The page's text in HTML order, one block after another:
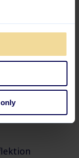
för att öka
maximal effekt.